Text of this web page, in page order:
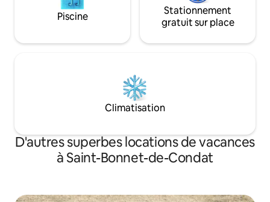
Piscine
Stationnement
gratuit sur place
Climatisation
D'autres superbes locations de vacances
à Saint-Bonnet-de-Condat